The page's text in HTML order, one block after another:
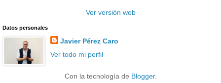
Ver versión web
Datos personales
Javier Pérez Caro
Ver todo mi perfil
Con la tecnología de Blogger.